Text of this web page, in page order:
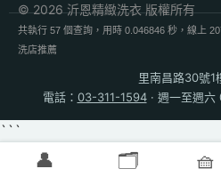
© 2026 沂恩精緻洗衣 版權所有
共執行 57 個查詢，用時 0.046846 秒，線上
洗店推薦
里南昌路30號1
電話： 03-311-1594· 週一至週六
👤 🗂️ 🧺
```